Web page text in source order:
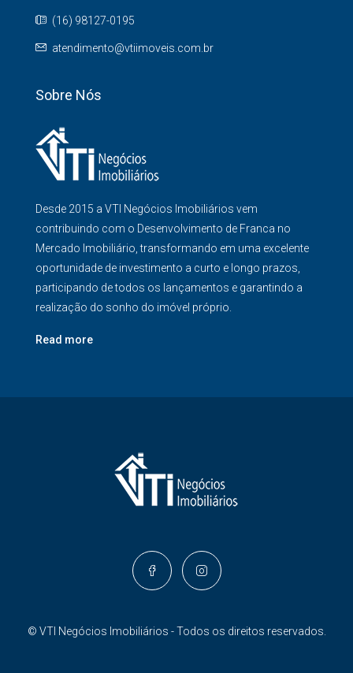
(16) 98127-0195
atendimento@vtiimoveis.com.br
Sobre Nós
Desde 2015 a VTI Negócios Imobiliários vem
contribuindo com o Desenvolvimento de Franca no
Mercado Imobiliário, transformando em uma excelente
oportunidade de investimento a curto e longo prazos,
participando de todos os lançamentos e garantindo a
realização do sonho do imóvel próprio.
Read more
© VTI Negócios Imobiliários - Todos os direitos reservados.